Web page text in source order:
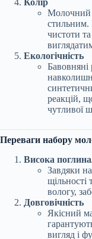
Колір
Молочний
стильним.
чистоти
Екологічність
реакцій,
чутливої
Переваги набору
Висока
Завдяки
вологу,
Довговічність
Якісний
вигляд і